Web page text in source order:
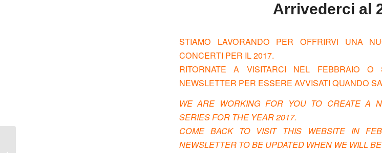
Arrivederci al
STIAMO LAVORANDO PER OFFRIRVI UNA
CONCERTI PER IL 2017.
RITORNATE A VISITARCI NEL FEBBRAIO O
NEWSLETTER PER ESSERE AVVISATI QUANDO
WE ARE WORKING FOR YOU TO CREATE A
SERIES FOR THE YEAR 2017.
COME BACK TO VISIT THIS WEBSITE IN
NEWSLETTER TO BE UPDATED WHEN WE WILL